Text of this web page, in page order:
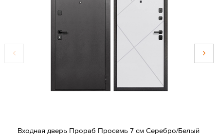
Входная дверь Прораб Просемь 7 см Серебро/Белый